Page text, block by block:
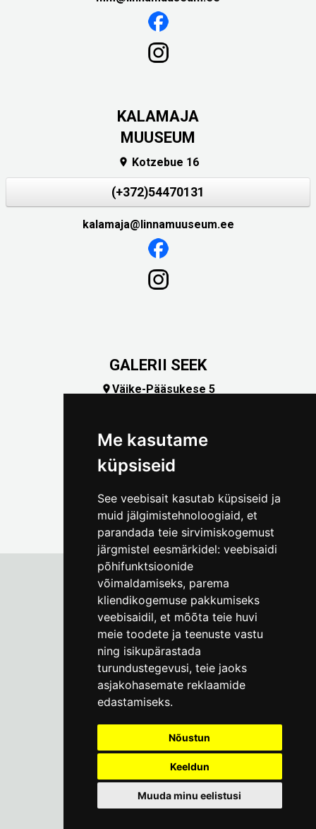
Me kasutame
küpsiseid
See veebisait kasutab küpsiseid ja
muid jälgimistehnoloogiaid, et
parandada teie sirvimiskogemust
järgmistel eesmärkidel: veebisaidi
põhifunktsioonide
võimaldamiseks, parema
kliendikogemuse pakkumiseks
veebisaidil, et mõõta teie huvi
meie toodete ja teenuste vastu
ning isikupärastada
turundustegevusi, teie jaoks
asjakohasemate reklaamide
edastamiseks.
Nõustun
Keeldun
Muuda minu eelistusi
KALAMAJA
MUUSEUM
 Kotzebue 16
(+372)54470131
kalamaja@linnamuuseum.ee
GALERII SEEK
Väike-Pääsukese 5
Tallinna Linnamuuseum
Vene 17
E-R kell 9-17(+372) 610 4178
info@linnamuuseum.ee
Küpsisepoliitika